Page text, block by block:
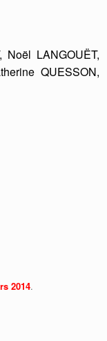
Noël LANGOUËT,
QUESSON,
2014.